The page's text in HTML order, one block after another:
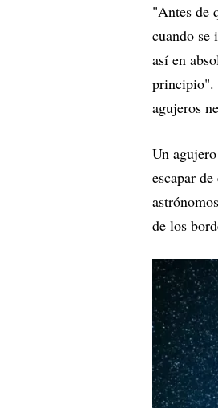
"Antes de
cuando se
así en
principio".
agujeros
Un
escapar
de los